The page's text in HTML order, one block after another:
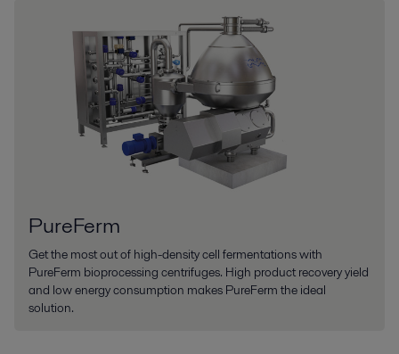
PureFerm
Get the most out of high-density cell fermentations with
PureFerm bioprocessing centrifuges. High product recovery yield
and low energy consumption makes PureFerm the ideal
solution.